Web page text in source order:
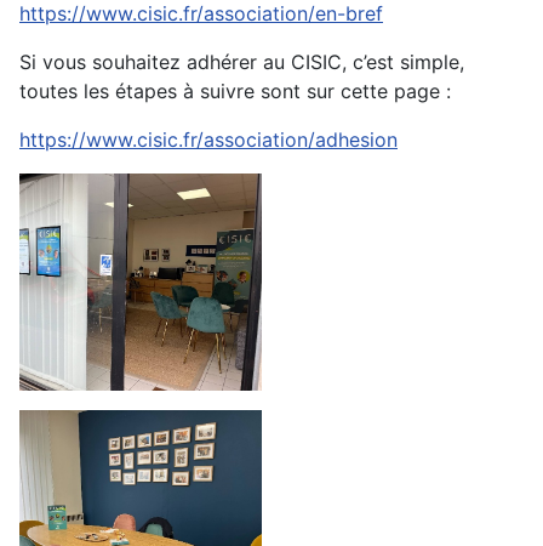
https://www.cisic.fr/association/en-bref
Si vous souhaitez adhérer au CISIC, c’est simple,
toutes les étapes à suivre sont sur cette page :
https://www.cisic.fr/association/adhesion